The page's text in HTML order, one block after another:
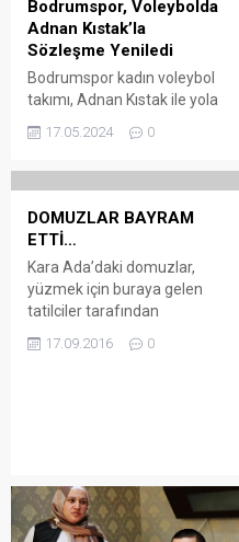
Bodrumspor, Voleybolda
Adnan Kıstak’la
Sözleşme Yeniledi
Bodrumspor kadın voleybol
takımı, Adnan Kıstak ile yola
sözleşme imzaladı
yandan, yeşil-beyazlı forma
için ter döken deneyimli orta
oyuncu Hanna Kalinouskaya
yapan Tatsiana
Trafimava’nın sözleşmeleri
1 yıl uzatıldı. Türkiye
Voleybol Federasyonu KFC
17.05.2024 0
DOMUZLAR BAYRAM
ETTİ…
Kara Ada’daki domuzlar,
yüzmek için buraya gelen
tatilciler tarafından
Bodrum’a 4 mil uzaklıktaki
ellerinde yiyeceklerle koyun
sahiline çıkan turistler,
gıdaları çeşitli yerlere bıraktı.
17.09.2016 0